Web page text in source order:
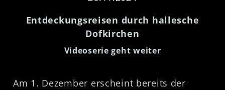
Entdeckungsreisen durch hallesche
Dofkirchen
Videoserie geht weiter
Am 1. Dezember erscheint bereits der